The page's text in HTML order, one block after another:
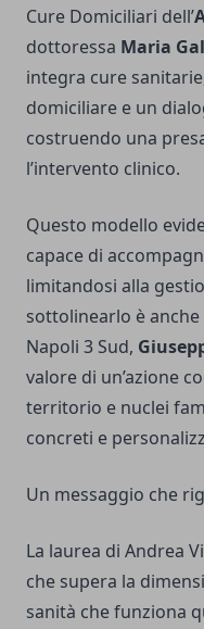
Cure Domiciliari dell’
dottoressa Maria
integra cure
domiciliare e un
costruendo una
l’intervento clinico.
Questo modello
capace di
limitandosi alla
sottolinearlo è anche
Napoli 3 Sud,
valore di un’azione
territorio e nuclei
concreti e
Un messaggio che
La laurea di Andrea
che supera la
sanità che funziona